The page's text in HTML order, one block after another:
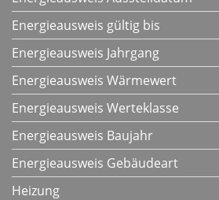
Energieausweis gültig bis
Energieausweis Jahrgang
Energieausweis Wärmewert
Energieausweis Werteklasse
Energieausweis Baujahr
Energieausweis Gebäudeart
Heizung